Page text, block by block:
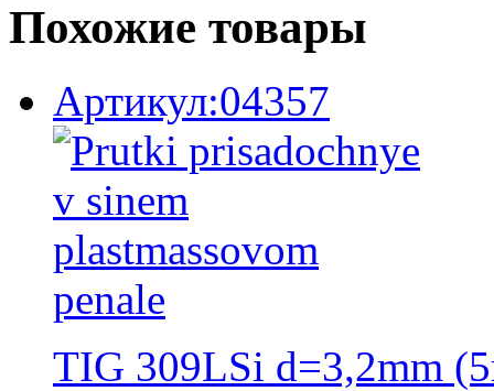
Похожие товары
Артикул:04357
TIG 309LSi d=3,2mm